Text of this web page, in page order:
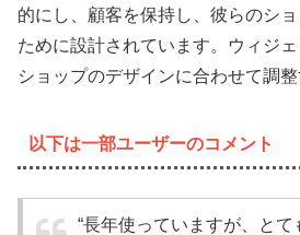
的にし、顧客を保持し、彼らのシ
ために設計されています。ウィジ
ショップのデザインに合わせて調整
以下は一部ユーザーのコメント
“長年使っていますが、とて